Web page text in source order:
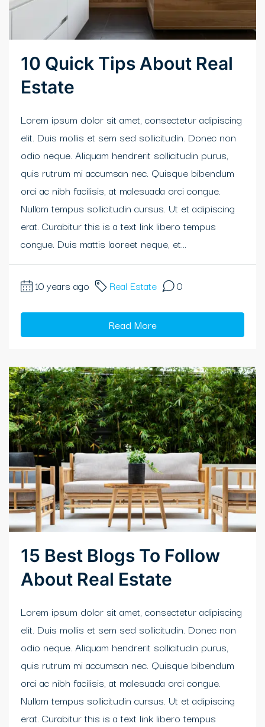
10 Quick Tips About Real
Estate
Lorem ipsum dolor sit amet, consectetur adipiscing
elit. Duis mollis et sem sed sollicitudin. Donec non
odio neque. Aliquam hendrerit sollicitudin purus,
quis rutrum mi accumsan nec. Quisque bibendum
orci ac nibh facilisis, at malesuada orci congue.
Nullam tempus sollicitudin cursus. Ut et adipiscing
erat. Curabitur this is a text link libero tempus
congue. Duis mattis laoreet neque, et...
10 years ago Real Estate 0
Read More
15 Best Blogs To Follow
About Real Estate
Lorem ipsum dolor sit amet, consectetur adipiscing
elit. Duis mollis et sem sed sollicitudin. Donec non
odio neque. Aliquam hendrerit sollicitudin purus,
quis rutrum mi accumsan nec. Quisque bibendum
orci ac nibh facilisis, at malesuada orci congue.
Nullam tempus sollicitudin cursus. Ut et adipiscing
erat. Curabitur this is a text link libero tempus